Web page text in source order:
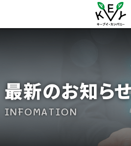
最新のお知ら
INFOMATION